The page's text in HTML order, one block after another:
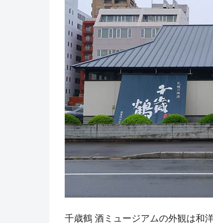
千歳鶴 酒ミュージアムの外観は和